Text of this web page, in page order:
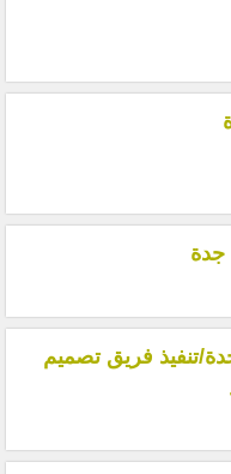
جدة
تنفيذ فريق تصميم